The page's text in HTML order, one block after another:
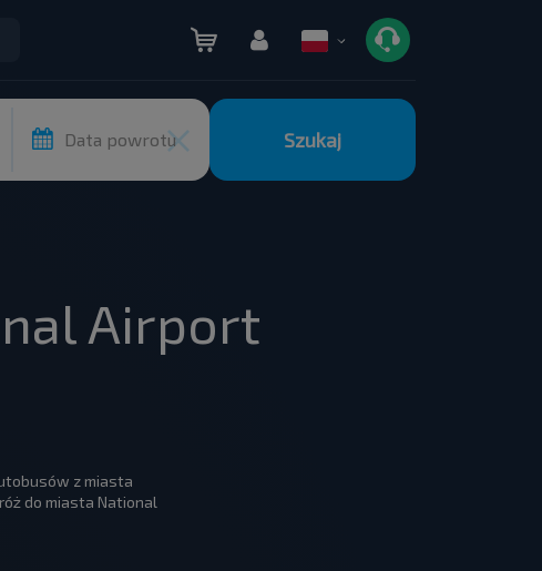
Data powrotu Szukaj
Airport
z miasta
do miasta National